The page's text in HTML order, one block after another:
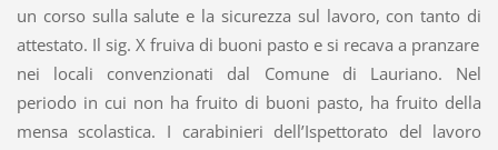
un corso sulla salute e la sicurezza sul lavoro, con tanto di
attestato. Il sig. X fruiva di buoni pasto e si recava a pranzare
nei locali convenzionati dal Comune di Lauriano. Nel
periodo in cui non ha fruito di buoni pasto, ha fruito della
mensa scolastica. I carabinieri dell’Ispettorato del lavoro